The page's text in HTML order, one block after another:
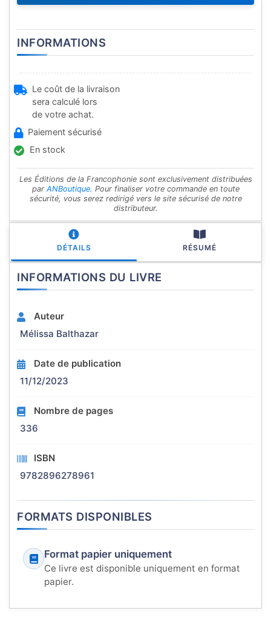
INFORMATIONS
Le coût de la livraison
sera calculé lors
de votre achat.
Paiement sécurisé
En stock
Les Éditions de la Francophonie sont exclusivement distribuées
par ANBoutique. Pour finaliser votre commande en toute
sécurité, vous serez redirigé vers le site sécurisé de notre
distributeur.
DÉTAILS RÉSUMÉ
INFORMATIONS DU LIVRE
Auteur
Mélissa Balthazar
Date de publication
11/12/2023
Nombre de pages
336
ISBN
9782896278961
FORMATS DISPONIBLES
Format papier uniquement
Ce livre est disponible uniquement en format
papier.